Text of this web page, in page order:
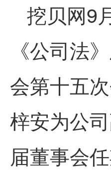
挖贝网9
《公司法
会第十五
梓安为公
届董事会